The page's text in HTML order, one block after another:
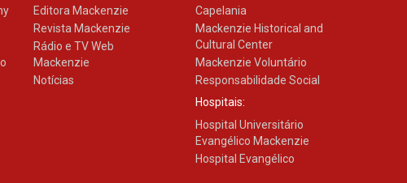
Editora Mackenzie
Revista Mackenzie
Rádio e TV Web
Mackenzie
Notícias
Capelania
Mackenzie Historical and
Cultural Center
Mackenzie Voluntário
Responsabilidade Social
Hospitais:
Hospital Universitário
Evangélico Mackenzie
Hospital Evangélico